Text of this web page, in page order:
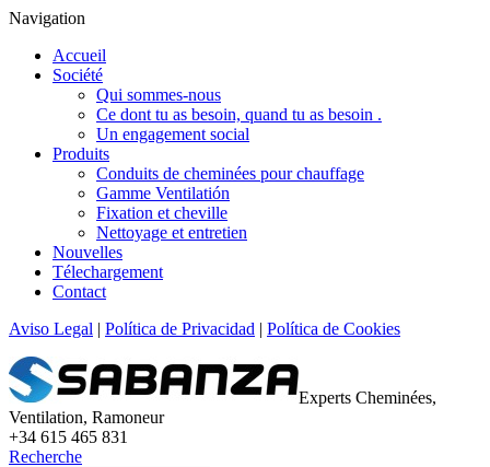
Navigation
Accueil
Société
Qui sommes-nous
Ce dont tu as besoin, quand tu as besoin .
Un engagement social
Produits
Conduits de cheminées pour chauffage
Gamme Ventilatión
Fixation et cheville
Nettoyage et entretien
Nouvelles
Télechargement
Contact
Aviso Legal | Política de Privacidad | Política de Cookies
Experts Cheminées,
Ventilation, Ramoneur
+34 615 465 831
Recherche